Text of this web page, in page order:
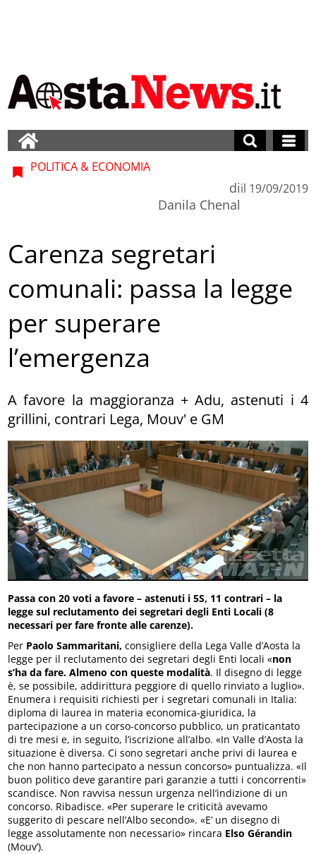
POLITICA & ECONOMIA
di
Danila Chenal
il 19/09/2019
Carenza segretari
comunali: passa la legge
per superare
l’emergenza
A favore la maggioranza + Adu, astenuti i 4
grillini, contrari Lega, Mouv' e GM
Passa con 20 voti a favore – astenuti i 5S, 11 contrari – la
legge sul reclutamento dei segretari degli Enti Locali (8
necessari per fare fronte alle carenze).
Per Paolo Sammaritani, consigliere della Lega Valle d’Aosta la
legge per il reclutamento dei segretari degli Enti locali «non
s’ha da fare. Almeno con queste modalità. Il disegno di legge
è, se possibile, addirittura peggiore di quello rinviato a luglio».
Enumera i requisiti richiesti per i segretari comunali in Italia:
diploma di laurea in materia economica-giuridica, la
partecipazione a un corso-concorso pubblico, un praticantato
di tre mesi e, in seguito, l’iscrizione all’albo. «In Valle d’Aosta la
situazione è diversa. Ci sono segretari anche privi di laurea e
che non hanno partecipato a nessun concorso» puntualizza. «Il
buon politico deve garantire pari garanzie a tutti i concorrenti»
scandisce. Non ravvisa nessun urgenza nell’indizione di un
concorso. Ribadisce. «Per superare le criticità avevamo
suggerito di pescare nell’Albo secondo». «E’ un disegno di
legge assolutamente non necessario» rincara Elso Gérandin
(Mouv’).